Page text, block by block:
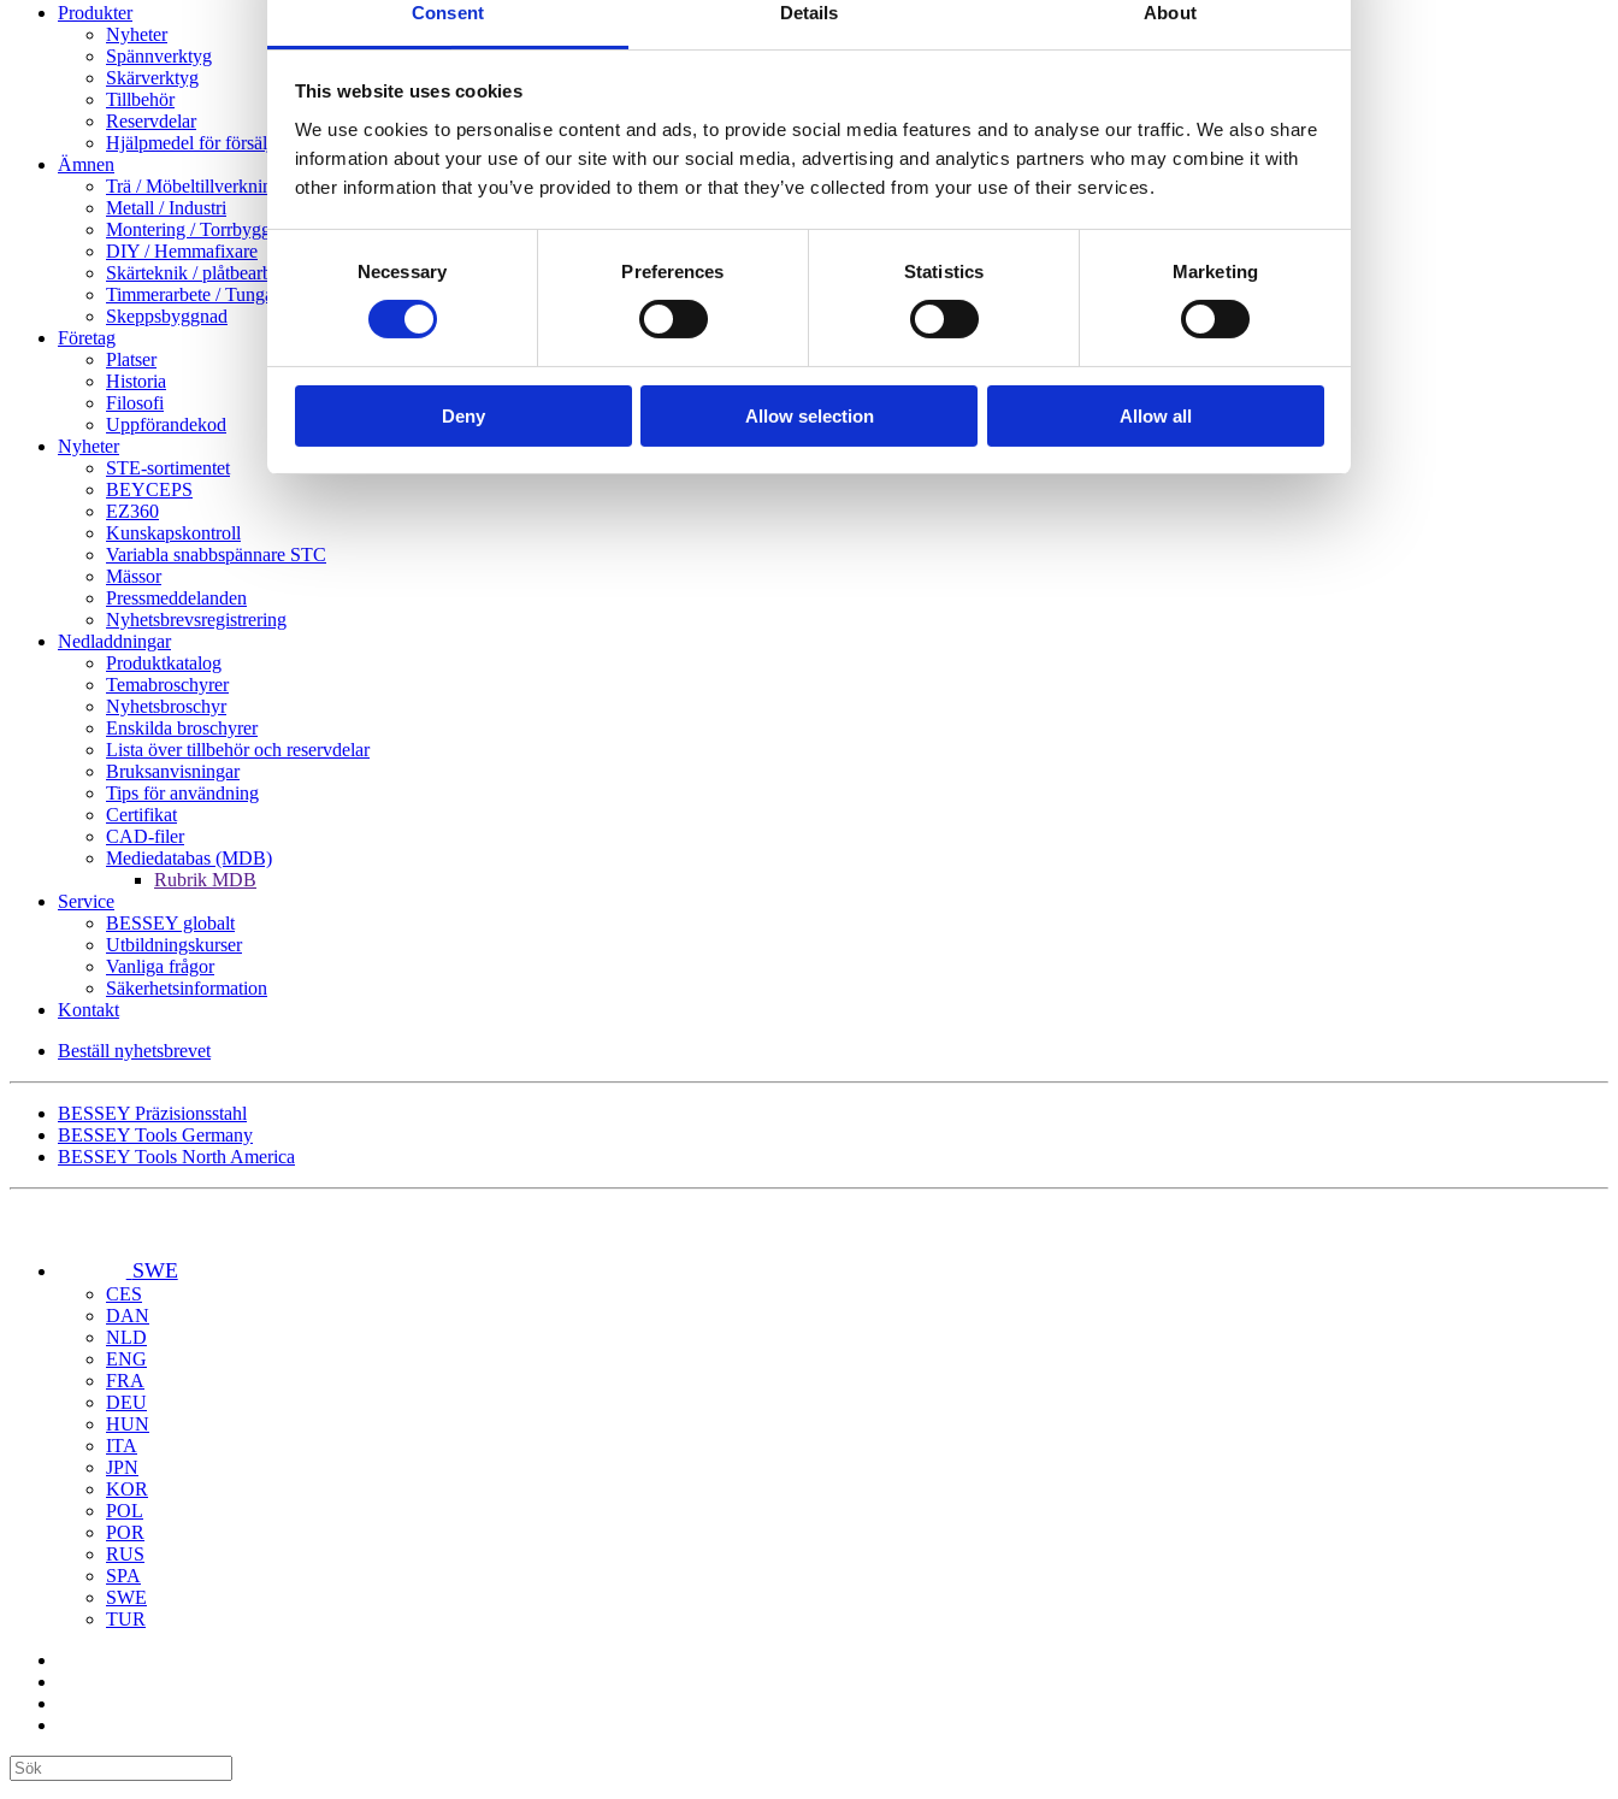
Consent Details About
This website uses cookies
We use cookies to personalise content and ads, to provide social media features and to analyse our traffic. We also share
information about your use of our site with our social media, advertising and analytics partners who may combine it with
other information that you’ve provided to them or that they’ve collected from your use of their services.
Consent
Selection
Necessary Preferences Statistics Marketing
Deny Allow selection Allow all
Produkter
Nyheter
Spännverktyg
Skärverktyg
Tillbehör
Reservdelar
Hjälpmedel för försäljning
Ämnen
Trä / Möbeltillverkning
Metall / Industri
Montering / Torrbyggnad
DIY / Hemmafixare
Skärteknik / plåtbearbetning
Timmerarbete / Tunga träarbeten
Skeppsbyggnad
Företag
Platser
Historia
Filosofi
Uppförandekod
Nyheter
STE-sortimentet
BEYCEPS
EZ360
Kunskapskontroll
Variabla snabbspännare STC
Mässor
Pressmeddelanden
Nyhetsbrevsregistrering
Nedladdningar
Produktkatalog
Temabroschyrer
Nyhetsbroschyr
Enskilda broschyrer
Lista över tillbehör och reservdelar
Bruksanvisningar
Tips för användning
Certifikat
CAD-filer
Mediedatabas (MDB)
Rubrik MDB
Service
BESSEY globalt
Utbildningskurser
Vanliga frågor
Säkerhetsinformation
Kontakt
Beställ nyhetsbrevet
BESSEY Präzisionsstahl
BESSEY Tools Germany
BESSEY Tools North America
SWE
CES
DAN
NLD
ENG
FRA
DEU
HUN
ITA
JPN
KOR
POL
POR
RUS
SPA
SWE
TUR